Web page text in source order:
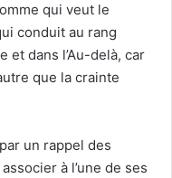
qui veut le
conduit au rang
et dans l’Au-delà, car
que la crainte
un rappel des
à l’une de ses